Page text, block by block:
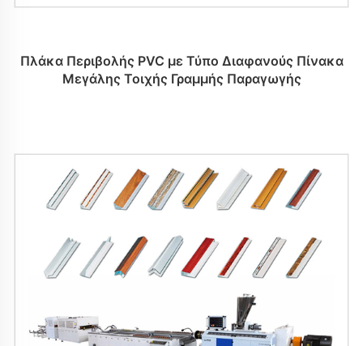
Πλάκα Περιβολής PVC με Τύπο Διαφανούς Πίνακα
Μεγάλης Τοιχής Γραμμής Παραγωγής